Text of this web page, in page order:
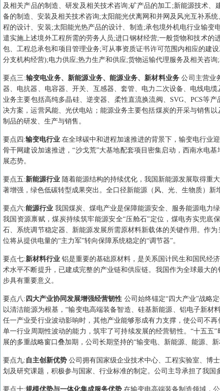
及相关产品的制造、研发及相关技术咨询;矿产品的加工;新能源技术
备的制造、安装及相关技术咨询;太阳能光伏离网和并网及风光互补系
程的设计、安装;太阳能光热产品的设计、制造;承包境外机电行业输
遣实施上述境外工程所需的劳务人员;进口钢材经营;一般货物和技术
包、工程总承包和项目管理业务;可从事资质证书许可范围内相应的建
分支机构经营);电力供应;热力生产和供应;货物运输代理服务及相关咨询
要点三 :输变电业务、新能源业务、能源业务、新材料业务公司主营业
器、电抗器、电容器、开关、互感器、套管、电力二次设备、电线电
业务主要包括高纯多晶硅、逆变器、柔性直流换流阀、SVG、PCS等
决方案，运营风能、光伏电站；能源业务主要包括煤炭的开采与销售
制品的研发、生产与销售。
要点 四 :输变电行业 在全球碳中和进程加速推进的背景下，输变电行业
骨干网建设加速推进，“沙戈荒”大基地配套项目密集启动，西南水电
展态势。
要点五:新能源行业 随着能源结构的持续优化，我国新能源发展取得重
著增强，绿色低碳转型成果突出。全口径新能源（风、光、生物质）
要点六:能源行业 我国煤炭、煤电产业是保障能源安全、服务能源电力
我国资源禀赋，煤炭持续筑牢能源安全“压舱石”定位，煤电夯实兜
石、系统调节稳定器、新能源发展所需原材料新载体的关键作用。作
位将从提供电量的“主力军”转向保障系统稳定的“调节器”。
要点七:新材料行业 铝是重要的基础原材料，是关系国计民生和国民经
术水平不断提升，已建成完整的产业链和供应链。我国作为全球最大
步具有重要意义。
要点 八 : 四大产业协同发展增强经营韧性 公司始终锚定“四大产业”战略
以清洁能源为根基，“输变电高端装备智造、硅基新能源、铝电子新
任一产业受行业波动影响时，其他产业能够形成有力支撑，使公司不
单一行业周期性波动的能力，筑牢了可持续发展的经营韧性。“十五
展的多重战略窗口叠加期，公司长期坚持的“输变电、新能源、能源、
要点九: 自主创新优势 公司拥有国家级企业技术中心、工程实验室、博
划及研究课题，积极参与国家、行业标准的制定。公司主导承担了我
要点十:规模优势与一体化集成服务优势 在输变电高端装备制造领域，